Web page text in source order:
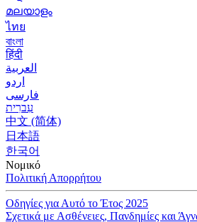
മലയാളം
ไทย
বাংলা
हिंदी
العربية
اردو
فارسی
עִברִית
中文 (简体)
日本語
한국어
Νομικό
Πολιτική Απορρήτου
Οδηγίες για Αυτό το Έτος 2025
Σχετικά με Ασθένειες, Πανδημίες και